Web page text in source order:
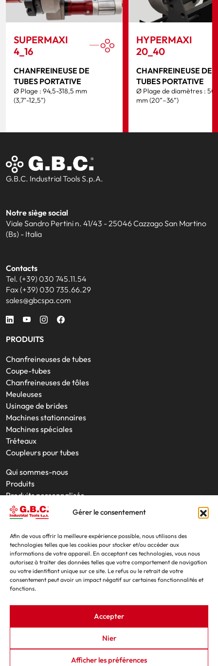
Gérer le consentement
Afin de vous offrir la meilleure expérience possible, nous utilisons des
technologies telles que les cookies pour stocker et/ou accéder aux
informations de votre appareil. En acceptant ces technologies, vous nous
autorisez à traiter des données telles que votre comportement de navigation
ou votre identifiant unique sur ce site. Le refus ou le retrait de votre
consentement peut avoir un impact négatif sur certaines fonctionnalités et
fonctions.
Accepter
Nier
Afficher les préférences
SUPERMAXI
4_16
CHANFREINEUSE DE
TUBES PORTATIVE
Ø Plage : 94,5-318,5 mm
(3,7"-12,5")
HYPERMAXI
20_40
CHANFREINEUSE DE
TUBES PORTATIVE
Ø Plage de diamètres :
mm (20”–36”)
G.B.C. Industrial Tools S.p.A.
Notre siège social
Viale Sandro Pertini n. 41/43 - 25046 Cazzago San Martino
(Bs) - Italia
Contacts
Tel. (+39) 030 745.11.54
Fax (+39) 030 735.66.29
sales@gbcspa.com
PRODUITS
Chanfreineuses de tubes
Coupe-tubes
Chanfreineuses de tôles
Meuleuses
Usinage de brides
Machines stationnaires
Machines spéciales
Tréteaux
Coupleurs pour tubes
Qui sommes-nous
Produits
Produits personnalisés
Interventions sur site
Outils
Actualités
Salons professionnels
Contacts
G.B.C. Industrial Tools S.p.A. - P.IVA e C.F. 07639230155